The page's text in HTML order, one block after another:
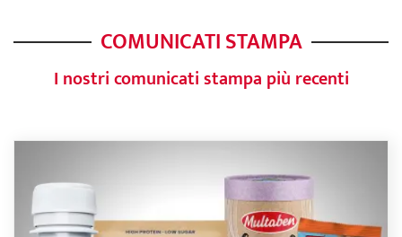
COMUNICATI STAMPA
I nostri comunicati stampa più recenti